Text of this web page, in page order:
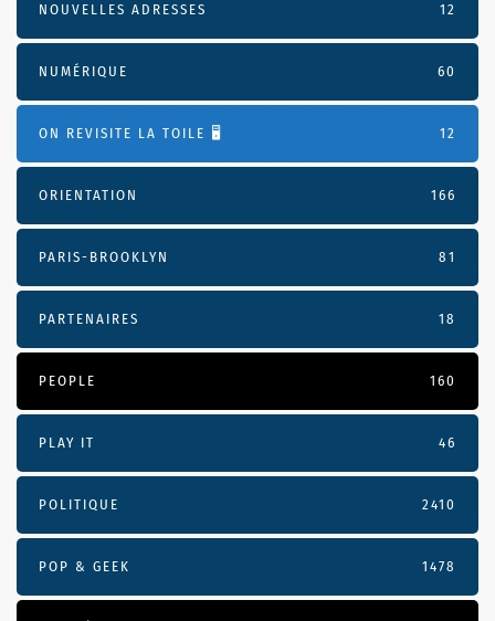
NOUVELLES ADRESSES 12
NUMÉRIQUE 60
ON REVISITE LA TOILE 🖥️ 12
ORIENTATION 166
PARIS-BROOKLYN 81
PARTENAIRES 18
PEOPLE 160
PLAY IT 46
POLITIQUE 2410
POP & GEEK 1478